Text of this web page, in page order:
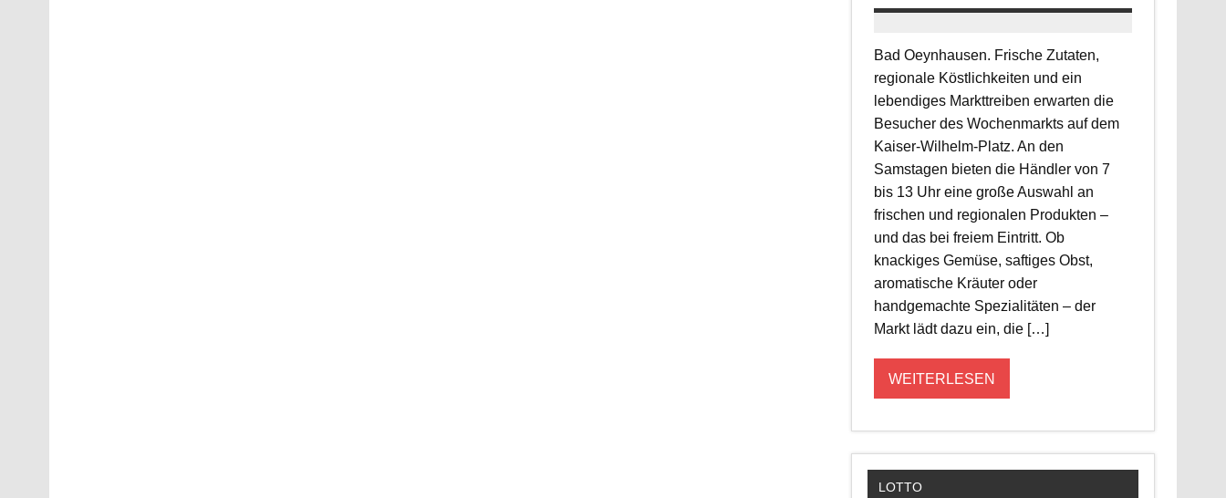
Bad Oeynhausen. Frische Zutaten,
regionale Köstlichkeiten und ein
lebendiges Markttreiben erwarten die
Besucher des Wochenmarkts auf dem
Kaiser-Wilhelm-Platz. An den
Samstagen bieten die Händler von 7
bis 13 Uhr eine große Auswahl an
frischen und regionalen Produkten –
und das bei freiem Eintritt. Ob
knackiges Gemüse, saftiges Obst,
aromatische Kräuter oder
handgemachte Spezialitäten – der
Markt lädt dazu ein, die […]
WEITERLESEN
LOTTO